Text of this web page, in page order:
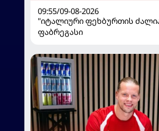
09:55/09-08-2026
"იტალიური ფეხბურთის
ფაბრეგასი